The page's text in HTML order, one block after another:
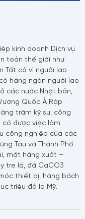
kinh doanh Dịch vụ
toàn thế giới như
Tất cả vì người lao
hàng ngàn người lao
các nước Nhật bản,
Quốc Ả Rập
trăm kỹ sư, công
được việc làm
công nghiệp của các
Tàu và Thành Phố
mặt hàng xuất –
tre lá, đá CaCO3
thiết bị, hàng bách
triệu đô la Mỹ.